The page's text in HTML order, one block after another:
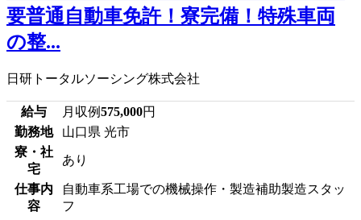
要普通自動車免許！寮完備！特殊車両
の整...
日研トータルソーシング株式会社
給与 月収例575,000円
勤務地
山口県 光市
寮・社
宅
あり
仕事内
容
自動車系工場での機械操作・製造補助製造スタッ
フ